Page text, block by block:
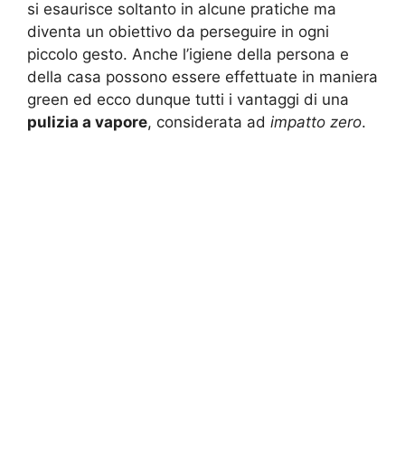
si esaurisce soltanto in alcune pratiche ma
diventa un obiettivo da perseguire in ogni
piccolo gesto. Anche l’igiene della persona e
della casa possono essere effettuate in maniera
green ed ecco dunque tutti i vantaggi di una
pulizia a vapore, considerata ad impatto zero.